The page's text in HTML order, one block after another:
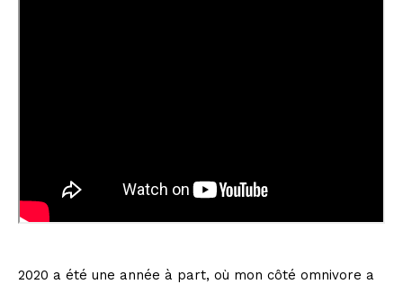
2020 a été une année à part, où mon côté omnivore a